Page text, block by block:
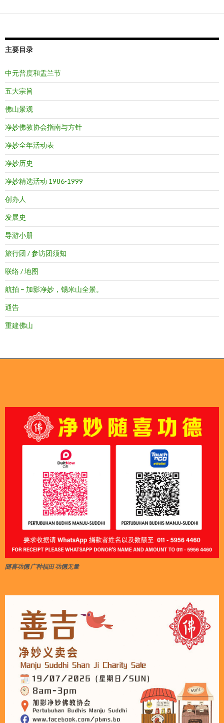
主要目录
中元普度和盂兰节
五大宗旨
佛山景观
净妙佛教协会指南与方针
净妙全年活动表
净妙历史
净妙精选活动 1986-1999
创办人
发展史
导游小册
旅行团 / 参访团须知
联络 / 地图
航拍 – 加影净妙，锡米山全景。
通告
重建佛山
随喜功德 广种福田 功德无量